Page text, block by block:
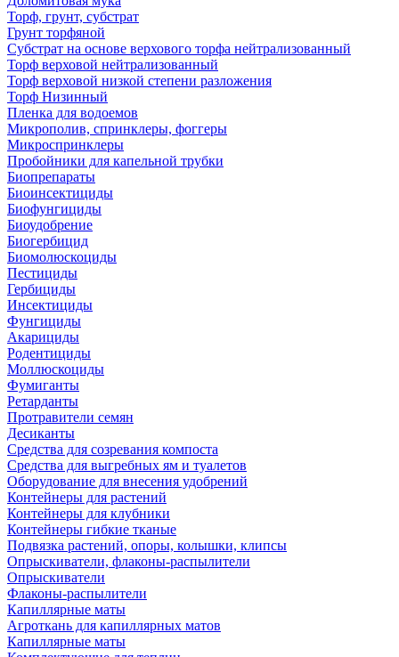
Торф, грунт, субстрат
Грунт торфяной
Субстрат на основе верхового торфа нейтрализованный
Торф верховой нейтрализованный
Торф верховой низкой степени разложения
Торф Низинный
Пленка для водоемов
Микрополив, спринклеры, фоггеры
Микроспринклеры
Пробойники для капельной трубки
Биопрепараты
Биоинсектициды
Биофунгициды
Биоудобрение
Биогербицид
Биомолюскоциды
Пестициды
Гербициды
Инсектициды
Фунгициды
Акарициды
Родентициды
Моллюскоциды
Фумиганты
Ретарданты
Протравители семян
Десиканты
Средства для созревания компоста
Средства для выгребных ям и туалетов
Оборудование для внесения удобрений
Контейнеры для растений
Контейнеры для клубники
Контейнеры гибкие тканые
Подвязка растений, опоры, колышки, клипсы
Опрыскиватели, флаконы-распылители
Опрыскиватели
Флаконы-распылители
Капиллярные маты
Агроткань для капиллярных матов
Капиллярные маты